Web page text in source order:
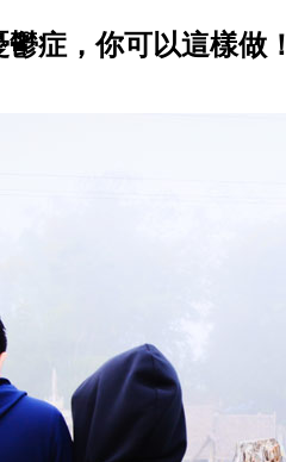
症，你可以這樣做！